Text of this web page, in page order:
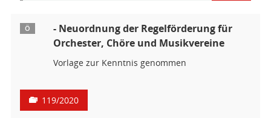
Ö
- Neuordnung der Regelförderung für
Orchester, Chöre und Musikvereine
Vorlage zur Kenntnis genommen
119/2020